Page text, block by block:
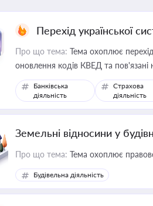
Перехід української
Про що тема: Тема охоплює перехід
оновлення кодів КВЕД та пов'язані
Банківська
діяльність
Страхова
діяльність
Земельні відносини у
Про що тема: Тема охоплює
Будівельна діяльність